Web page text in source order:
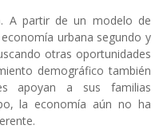
A partir de un modelo de
urbana segundo y
otras oportunidades
demográfico también
apoyan a sus familias
la economía aún no ha